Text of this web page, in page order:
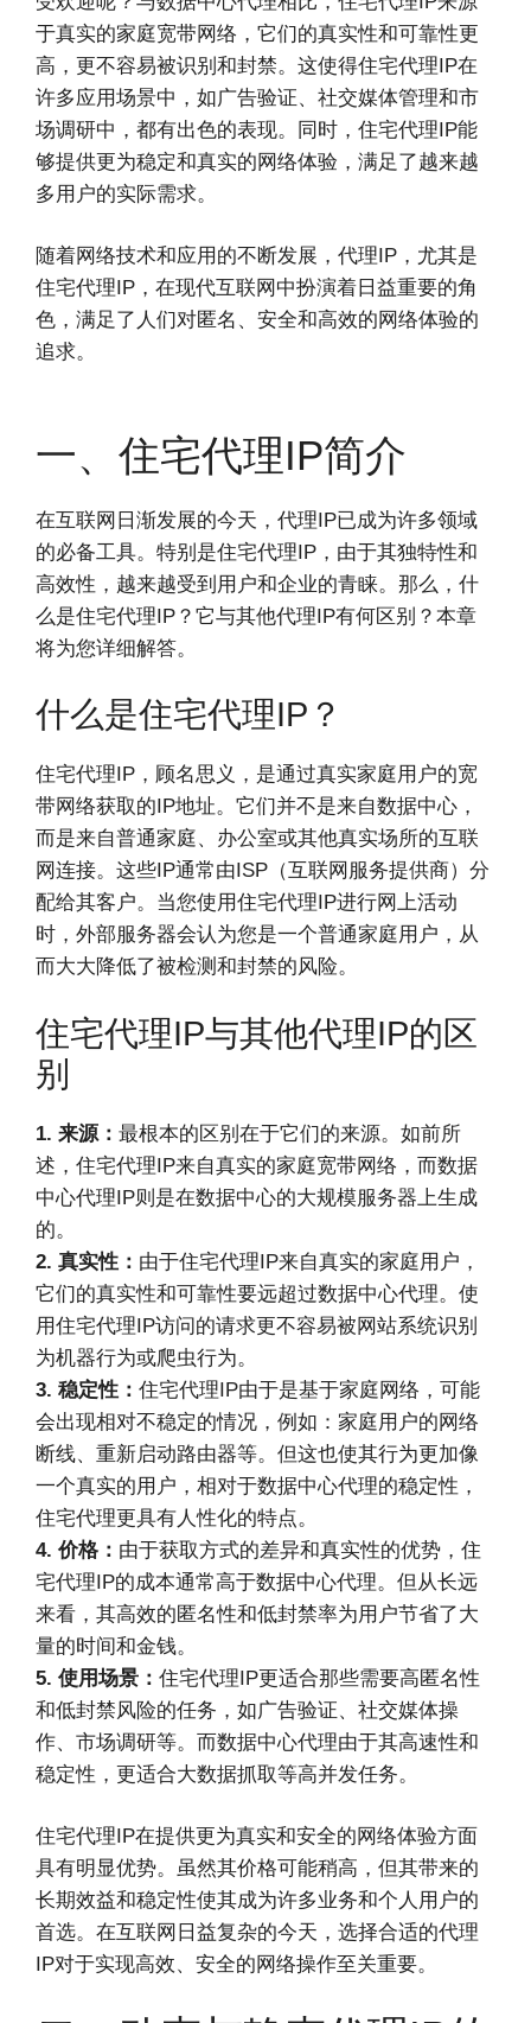
于真实的家庭宽带网络，它们的真实性和可靠性更
高，更不容易被识别和封禁。这使得住宅代理IP在
许多应用场景中，如广告验证、社交媒体管理和市
场调研中，都有出色的表现。同时，住宅代理IP能
够提供更为稳定和真实的网络体验，满足了越来越
多用户的实际需求。
随着网络技术和应用的不断发展，代理IP，尤其是
住宅代理IP，在现代互联网中扮演着日益重要的角
色，满足了人们对匿名、安全和高效的网络体验的
追求。
一、住宅代理IP简介
在互联网日渐发展的今天，代理IP已成为许多领域
的必备工具。特别是住宅代理IP，由于其独特性和
高效性，越来越受到用户和企业的青睐。那么，什
么是住宅代理IP？它与其他代理IP有何区别？本章
将为您详细解答。
什么是住宅代理IP？
住宅代理IP，顾名思义，是通过真实家庭用户的宽
带网络获取的IP地址。它们并不是来自数据中心，
而是来自普通家庭、办公室或其他真实场所的互联
网连接。这些IP通常由ISP（互联网服务提供商）分
配给其客户。当您使用住宅代理IP进行网上活动
时，外部服务器会认为您是一个普通家庭用户，从
而大大降低了被检测和封禁的风险。
住宅代理IP与其他代理IP的区
别
1. 来源： 最根本的区别在于它们的来源。如前所
述，住宅代理IP来自真实的家庭宽带网络，而数据
中心代理IP则是在数据中心的大规模服务器上生成
的。
2. 真实性： 由于住宅代理IP来自真实的家庭用户，
它们的真实性和可靠性要远超过数据中心代理。使
用住宅代理IP访问的请求更不容易被网站系统识别
为机器行为或爬虫行为。
3. 稳定性： 住宅代理IP由于是基于家庭网络，可能
会出现相对不稳定的情况，例如：家庭用户的网络
断线、重新启动路由器等。但这也使其行为更加像
一个真实的用户，相对于数据中心代理的稳定性，
住宅代理更具有人性化的特点。
4. 价格： 由于获取方式的差异和真实性的优势，住
宅代理IP的成本通常高于数据中心代理。但从长远
来看，其高效的匿名性和低封禁率为用户节省了大
量的时间和金钱。
5. 使用场景： 住宅代理IP更适合那些需要高匿名性
和低封禁风险的任务，如广告验证、社交媒体操
作、市场调研等。而数据中心代理由于其高速性和
稳定性，更适合大数据抓取等高并发任务。
住宅代理IP在提供更为真实和安全的网络体验方面
具有明显优势。虽然其价格可能稍高，但其带来的
长期效益和稳定性使其成为许多业务和个人用户的
首选。在互联网日益复杂的今天，选择合适的代理
IP对于实现高效、安全的网络操作至关重要。